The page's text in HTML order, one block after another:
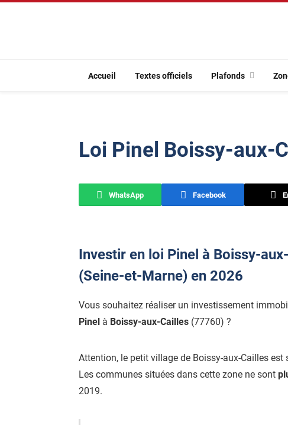
Accueil Textes officiels Plafonds
Loi Pinel Boissy-aux-
WhatsApp Facebook
Investir en loi Pinel à Boissy-
(Seine-et-Marne) en 2026
Vous souhaitez réaliser un investissement
Pinel à Boissy-aux-Cailles (77760) ?
Attention, le petit village de Boissy-aux-Cailles est
Les communes situées dans cette zone ne sont
2019.